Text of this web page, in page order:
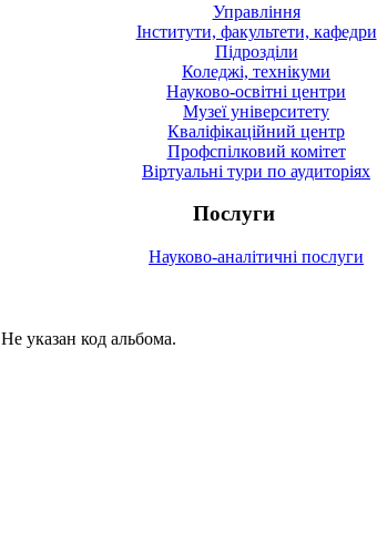
Управління
Інститути, факультети, кафедри
Підрозділи
Коледжі, технікуми
Науково-освітні центри
Музеї університету
Кваліфікаційний центр
Профспілковий комітет
Віртуальні тури по аудиторіях
Послуги
Науково-аналітичні послуги
Не указан код альбома.